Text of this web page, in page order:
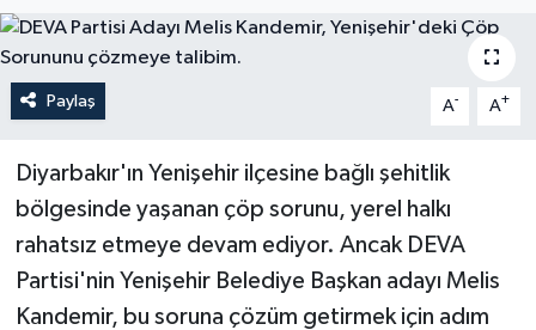
Paylaş A- A+
Diyarbakır'ın Yenişehir ilçesine bağlı şehitlik
bölgesinde yaşanan çöp sorunu, yerel halkı
rahatsız etmeye devam ediyor. Ancak DEVA
Partisi'nin Yenişehir Belediye Başkan adayı Melis
Kandemir, bu soruna çözüm getirmek için adım
Spor
Teknoloji